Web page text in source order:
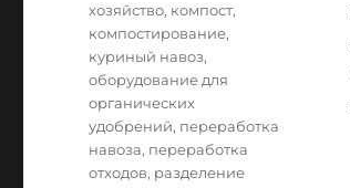
хозяйство, компост,
компостирование,
куриный навоз,
оборудование для
органических
удобрений, переработка
навоза, переработка
отходов, разделение